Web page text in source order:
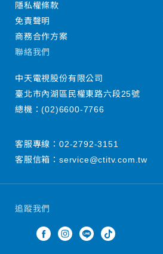
追蹤我們
隱私權條款
免責聲明
商務合作方案
聯絡我們
中天電視股份有限公司
臺北市內湖區民權東路六段25號
總機：(02)6600-7766
客服專線： 02-2792-3151
客服信箱： service@ctitv.com.tw